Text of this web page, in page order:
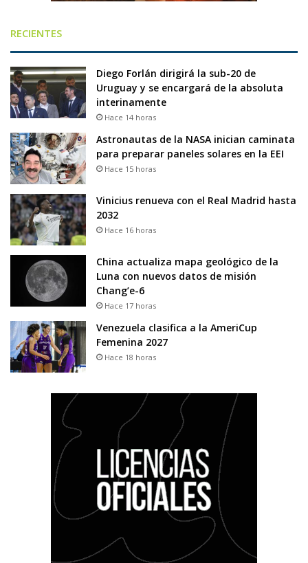
RECIENTES
Diego Forlán dirigirá la sub-20 de
Uruguay y se encargará de la absoluta
interinamente
Hace 14 horas
Astronautas de la NASA inician caminata
para preparar paneles solares en la EEI
Hace 15 horas
Vinicius renueva con el Real Madrid hasta
2032
Hace 16 horas
China actualiza mapa geológico de la
Luna con nuevos datos de misión
Chang’e-6
Hace 17 horas
Venezuela clasifica a la AmeriCup
Femenina 2027
Hace 18 horas